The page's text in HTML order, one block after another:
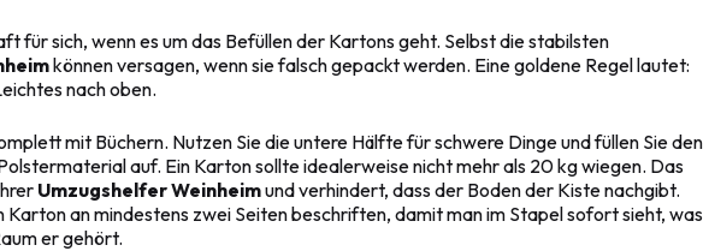
für sich, wenn es um das Befüllen der Kartons geht. Selbst die stabilsten
können versagen, wenn sie falsch gepackt werden. Eine goldene Regel lautet:
nach oben.
mit Büchern. Nutzen Sie die untere Hälfte für schwere Dinge und füllen Sie den
auf. Ein Karton sollte idealerweise nicht mehr als 20 kg wiegen. Das
Umzugshelfer Weinheimund verhindert, dass der Boden der Kiste nachgibt.
Karton an mindestens zwei Seiten beschriften, damit man im Stapel sofort sieht, was
er gehört.